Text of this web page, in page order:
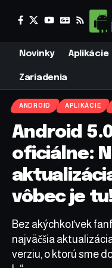
Novinky Aplikácie
Zariadenia
ANDROID APLIKÁCIE
Android
oficiálne:
vôbec je tu!
Bez akýchkoľvek
najväčšia
verziu, o ktorú sme